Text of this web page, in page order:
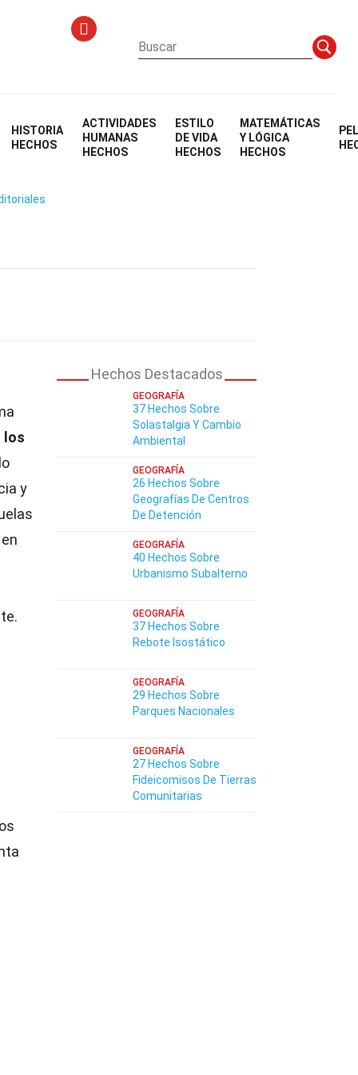
HISTORIA
HECHOS
ACTIVIDADES
HUMANAS
HECHOS
ESTILO
DE VIDA
HECHOS
MATEMÁTICAS
Y LÓGICA
HECHOS
Ciudades
los
y
Hechos Destacados
GEOGRAFÍA
37 Hechos Sobre
Solastalgia Y Cambio
Ambiental
GEOGRAFÍA
26 Hechos Sobre
Geografías De Centros
De Detención
GEOGRAFÍA
40 Hechos Sobre
Urbanismo Subalterno
GEOGRAFÍA
37 Hechos Sobre
Rebote Isostático
GEOGRAFÍA
29 Hechos Sobre
Parques Nacionales
GEOGRAFÍA
27 Hechos Sobre
Fideicomisos De Tierras
Comunitarias